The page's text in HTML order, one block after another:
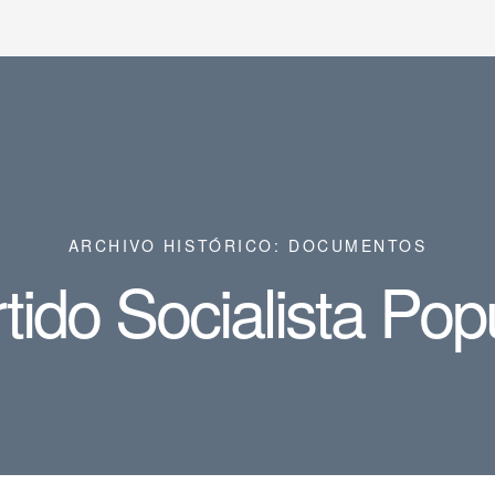
ARCHIVO HISTÓRICO: DOCUMENTOS
Socialista